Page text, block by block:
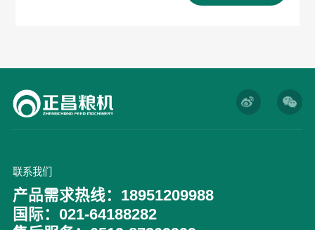
联系我们
产品需求热线：18951209988
国际：021-64188282